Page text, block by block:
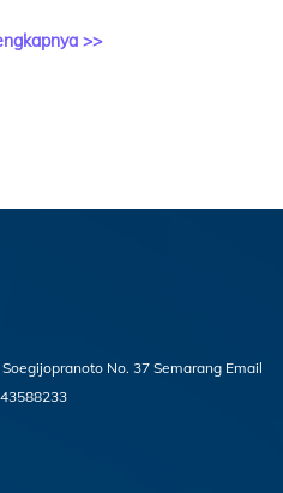
>>
Soegijopranoto No. 37 Semarang Email